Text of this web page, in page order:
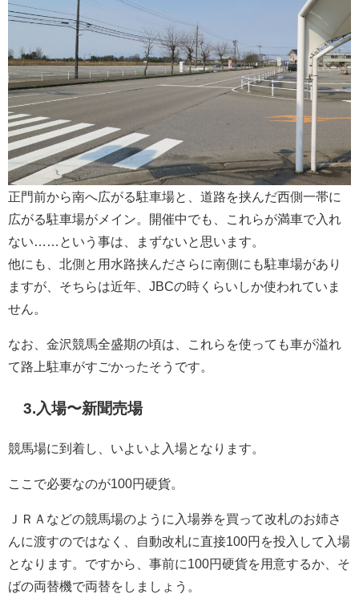
正門前から南へ広がる駐車場と、道路を挟んだ西側一帯に
広がる駐車場がメイン。開催中でも、これらが満車で入れ
ない……という事は、まずないと思います。
他にも、北側と用水路挟んださらに南側にも駐車場があり
ますが、そちらは近年、JBCの時くらいしか使われていま
せん。
なお、金沢競馬全盛期の頃は、これらを使っても車が溢れ
て路上駐車がすごかったそうです。
3.入場〜新聞売場
競馬場に到着し、いよいよ入場となります。
ここで必要なのが100円硬貨。
ＪＲＡなどの競馬場のように入場券を買って改札のお姉さ
んに渡すのではなく、自動改札に直接100円を投入して入場
となります。ですから、事前に100円硬貨を用意するか、そ
ばの両替機で両替をしましょう。